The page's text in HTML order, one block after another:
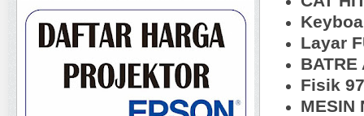
Layar
Fisik
MESIN